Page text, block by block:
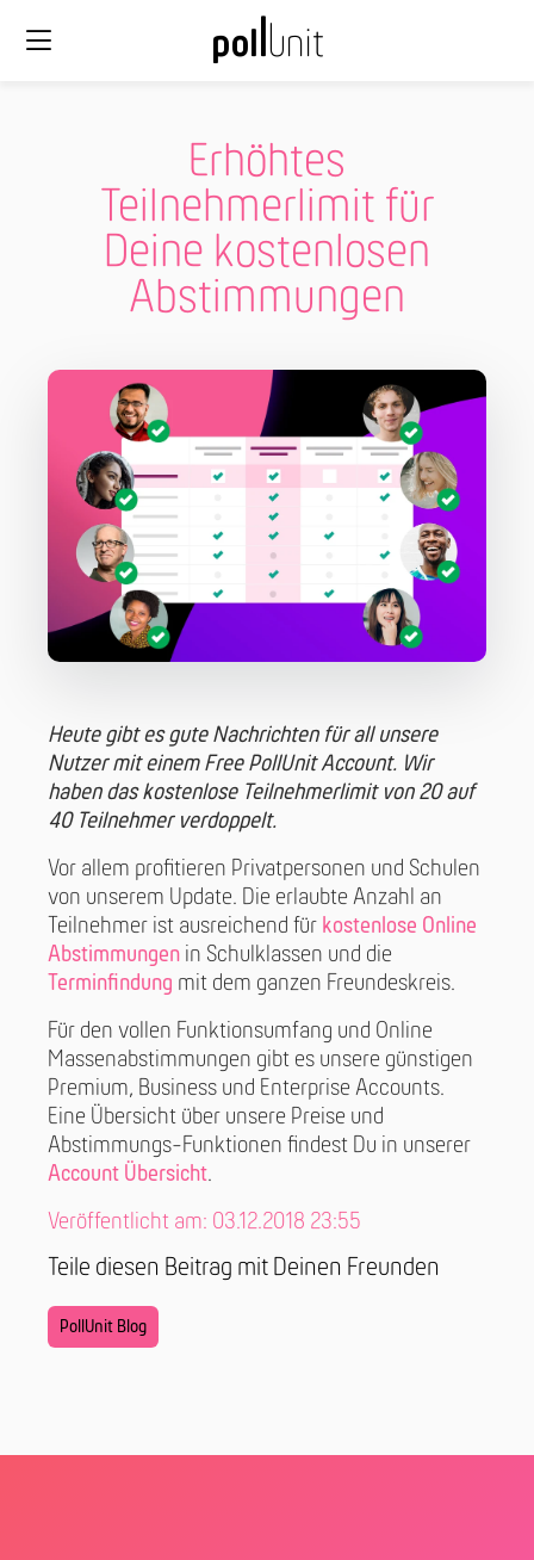
Erhöhtes
Teilnehmerlimit für
Deine kostenlosen
Abstimmungen
Heute gibt es gute Nachrichten für all unsere
Nutzer mit einem Free PollUnit Account. Wir
haben das kostenlose Teilnehmerlimit von 20 auf
40 Teilnehmer verdoppelt.
Vor allem profitieren Privatpersonen und Schulen
von unserem Update. Die erlaubte Anzahl an
Teilnehmer ist ausreichend für kostenlose Online
Abstimmungen in Schulklassen und die
Terminfindung mit dem ganzen Freundeskreis.
Für den vollen Funktionsumfang und Online
Massenabstimmungen gibt es unsere günstigen
Premium, Business und Enterprise Accounts.
Eine Übersicht über unsere Preise und
Abstimmungs-Funktionen findest Du in unserer
Account Übersicht.
Veröffentlicht am: 03.12.2018 23:55
Teile diesen Beitrag mit Deinen Freunden
PollUnit Blog